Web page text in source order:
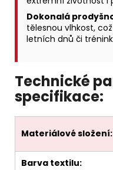
Dokonalá
tělesnou vlhkost,
letních dnů či
Technické
specifikace:
Materiálové složení:
Barva textilu: